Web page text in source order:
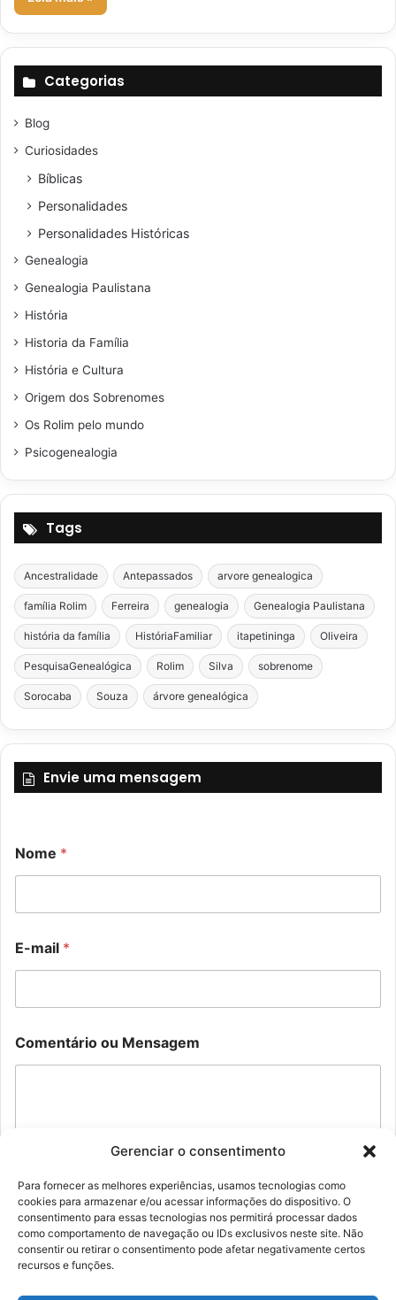
Gerenciar o consentimento
Para fornecer as melhores experiências, usamos tecnologias como
cookies para armazenar e/ou acessar informações do dispositivo. O
consentimento para essas tecnologias nos permitirá processar dados
como comportamento de navegação ou IDs exclusivos neste site. Não
consentir ou retirar o consentimento pode afetar negativamente certos
recursos e funções.
Categorias
Blog
Curiosidades
Bíblicas
Personalidades
Personalidades Históricas
Genealogia
Genealogia Paulistana
História
Historia da Família
História e Cultura
Origem dos Sobrenomes
Os Rolim pelo mundo
Psicogenealogia
Tags
Ancestralidade Antepassados arvore genealogica
família Rolim Ferreira genealogia Genealogia Paulistana
história da família HistóriaFamiliar itapetininga Oliveira
PesquisaGenealógica Rolim Silva sobrenome
Sorocaba Souza árvore genealógica
Envie uma mensagem
Nome *
e
n
e
m
N
a
o
m
o
m
e
E-mail *
Comentário ou Mensagem
Enviar